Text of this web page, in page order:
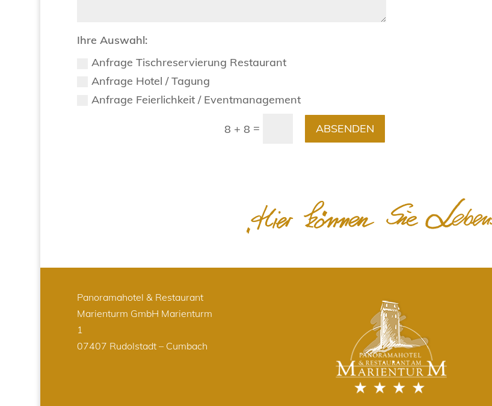
Ihre Auswahl:
Anfrage Tischreservierung Restaurant
Anfrage Hotel / Tagung
Anfrage Feierlichkeit / Eventmanagement
8 + 8 = ABSENDEN
Panoramahotel & Restaurant
Marienturm GmbH Marienturm
1
07407 Rudolstadt – Cumbach